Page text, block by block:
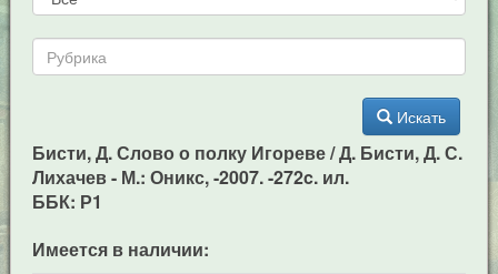
Искать
Бисти, Д. Слово о полку Игореве / Д. Бисти, Д. С.
Лихачев - М.: Оникс, -2007. -272c. ил.
ББК: Р1
Имеется в наличии: